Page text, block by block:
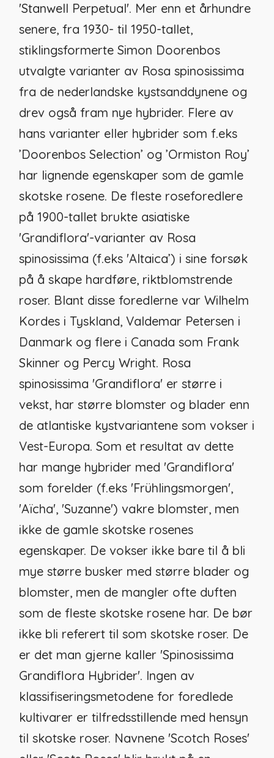
'Stanwell Perpetual'. Mer enn et århundre
senere, fra 1930- til 1950-tallet,
stiklingsformerte Simon Doorenbos
utvalgte varianter av Rosa spinosissima
fra de nederlandske kystsanddynene og
drev også fram nye hybrider. Flere av
hans varianter eller hybrider som f.eks
’Doorenbos Selection’ og ’Ormiston Roy’
har lignende egenskaper som de gamle
skotske rosene. De fleste roseforedlere
på 1900-tallet brukte asiatiske
'Grandiflora'-varianter av Rosa
spinosissima (f.eks 'Altaica’) i sine forsøk
på å skape hardføre, riktblomstrende
roser. Blant disse foredlerne var Wilhelm
Kordes i Tyskland, Valdemar Petersen i
Danmark og flere i Canada som Frank
Skinner og Percy Wright. Rosa
spinosissima 'Grandiflora' er større i
vekst, har større blomster og blader enn
de atlantiske kystvariantene som vokser i
Vest-Europa. Som et resultat av dette
har mange hybrider med 'Grandiflora'
som forelder (f.eks 'Frühlingsmorgen',
'Aïcha', 'Suzanne') vakre blomster, men
ikke de gamle skotske rosenes
egenskaper. De vokser ikke bare til å bli
mye større busker med større blader og
blomster, men de mangler ofte duften
som de fleste skotske rosene har. De bør
ikke bli referert til som skotske roser. De
er det man gjerne kaller 'Spinosissima
Grandiflora Hybrider'. Ingen av
klassifiseringsmetodene for foredlede
kultivarer er tilfredsstillende med hensyn
til skotske roser. Navnene 'Scotch Roses'